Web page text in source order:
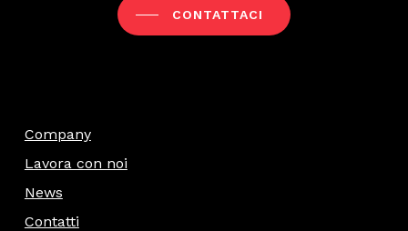
CONTATTACI
Company
Lavora con noi
News
Contatti